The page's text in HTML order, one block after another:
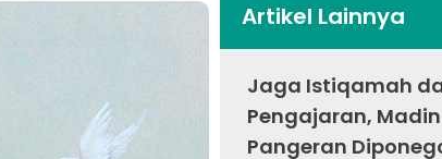
Artikel Lainnya
Jaga Istiqamah
Pengajaran,
Pangeran